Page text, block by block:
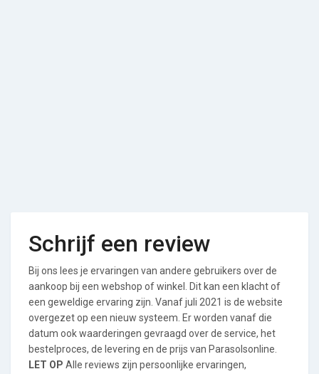
Schrijf een review
Bij ons lees je ervaringen van andere gebruikers over de
aankoop bij een webshop of winkel. Dit kan een klacht of
een geweldige ervaring zijn. Vanaf juli 2021 is de website
overgezet op een nieuw systeem. Er worden vanaf die
datum ook waarderingen gevraagd over de service, het
bestelproces, de levering en de prijs van Parasolsonline.
LET OP Alle reviews zijn persoonlijke ervaringen,